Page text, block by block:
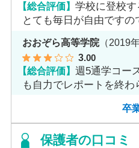
【総合評価】学校に登校
とても毎日が自由です
おおぞら高等学院（2019
3.00
【総合評価】週5通学コー
も自力でレポートを終
卒
保護者の口コミ